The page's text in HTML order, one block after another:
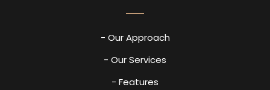
- Our Approach
- Our Services
- Features